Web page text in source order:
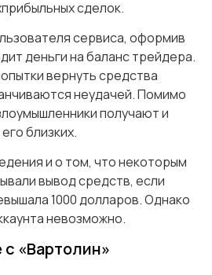
сделок.
сервиса, оформив
деньги на баланс трейдера.
вернуть средства
неудачей. Помимо
получают и
близких.
и о том, что некоторым
вывод средств, если
1000 долларов. Однако
невозможно.
«Вартолин»